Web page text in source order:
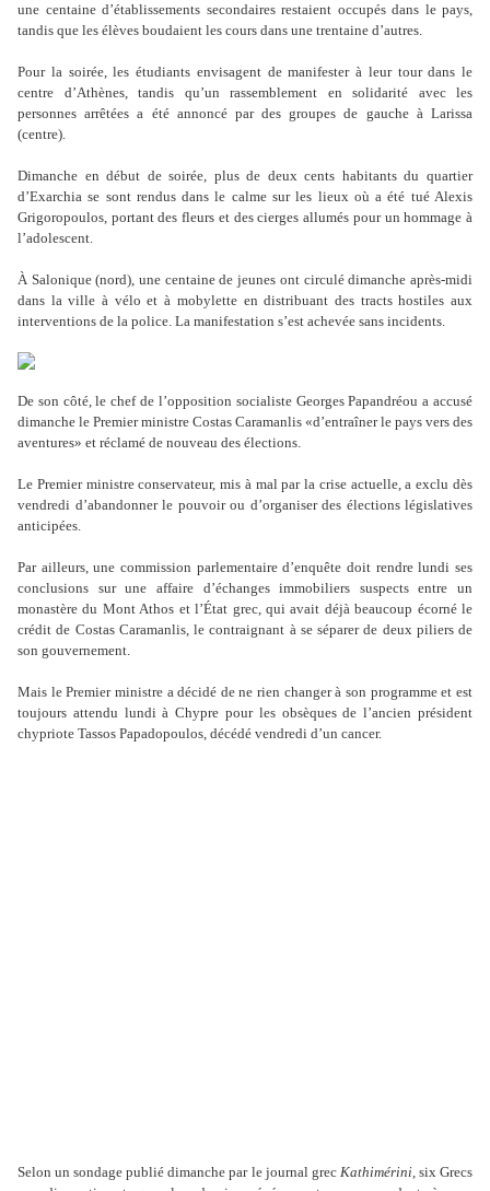
une centaine d’établissements secondaires restaient occupés dans le pays,
tandis que les élèves boudaient les cours dans une trentaine d’autres.
Pour la soirée, les étudiants envisagent de manifester à leur tour dans le
centre d’Athènes, tandis qu’un rassemblement en solidarité avec les
personnes arrêtées a été annoncé par des groupes de gauche à Larissa
(centre).
Dimanche en début de soirée, plus de deux cents habitants du quartier
d’Exarchia se sont rendus dans le calme sur les lieux où a été tué Alexis
Grigoropoulos, portant des fleurs et des cierges allumés pour un hommage à
l’adolescent.
À Salonique (nord), une centaine de jeunes ont circulé dimanche après-midi
dans la ville à vélo et à mobylette en distribuant des tracts hostiles aux
interventions de la police. La manifestation s’est achevée sans incidents.
De son côté, le chef de l’opposition socialiste Georges Papandréou a accusé
dimanche le Premier ministre Costas Caramanlis «d’entraîner le pays vers des
aventures» et réclamé de nouveau des élections.
Le Premier ministre conservateur, mis à mal par la crise actuelle, a exclu dès
vendredi d’abandonner le pouvoir ou d’organiser des élections législatives
anticipées.
Par ailleurs, une commission parlementaire d’enquête doit rendre lundi ses
conclusions sur une affaire d’échanges immobiliers suspects entre un
monastère du Mont Athos et l’État grec, qui avait déjà beaucoup écorné le
crédit de Costas Caramanlis, le contraignant à se séparer de deux piliers de
son gouvernement.
Mais le Premier ministre a décidé de ne rien changer à son programme et est
toujours attendu lundi à Chypre pour les obsèques de l’ancien président
chypriote Tassos Papadopoulos, décédé vendredi d’un cancer.
Selon un sondage publié dimanche par le journal grec Kathimérini, six Grecs